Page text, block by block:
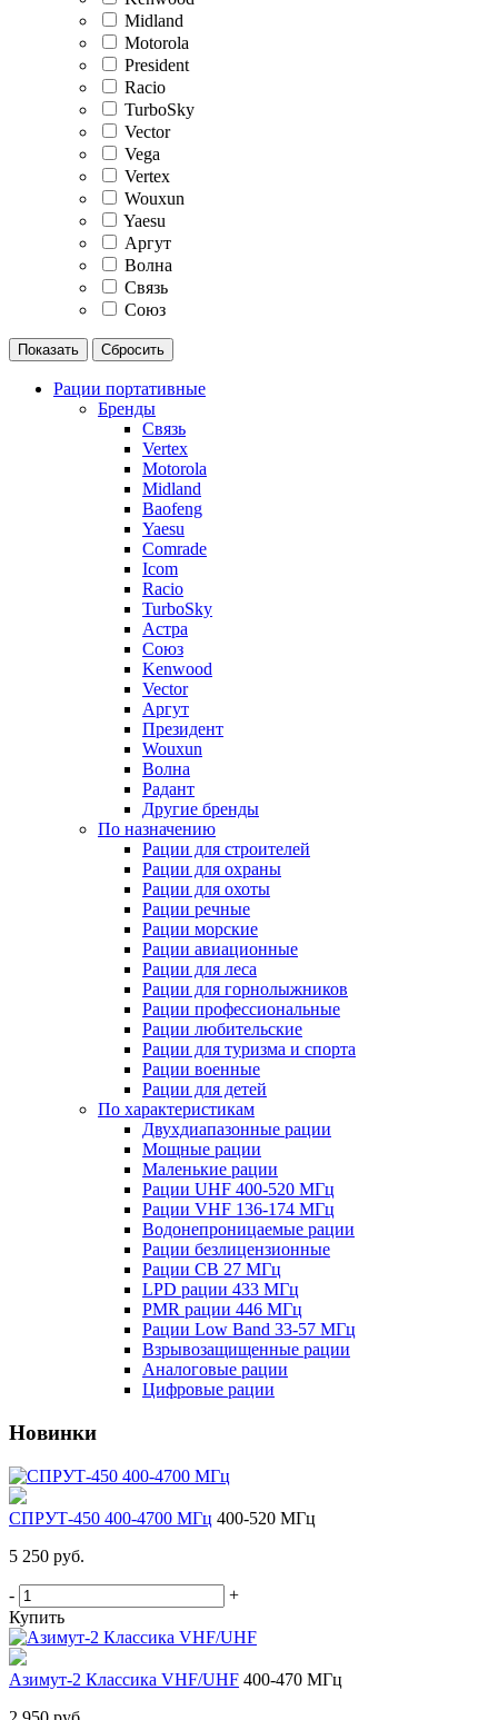
Midland
Motorola
President
Racio
TurboSky
Vector
Vega
Vertex
Wouxun
Yaesu
Аргут
Волна
Связь
Союз
Рации портативные
Бренды
Связь
Vertex
Motorola
Midland
Baofeng
Yaesu
Comrade
Icom
Racio
TurboSky
Астра
Союз
Kenwood
Vector
Аргут
Президент
Wouxun
Волна
Радант
Другие бренды
По назначению
Рации для строителей
Рации для охраны
Рации для охоты
Рации речные
Рации морские
Рации авиационные
Рации для леса
Рации для горнолыжников
Рации профессиональные
Рации любительские
Рации для туризма и спорта
Рации военные
Рации для детей
По характеристикам
Двухдиапазонные рации
Мощные рации
Маленькие рации
Рации UHF 400-520 МГц
Рации VHF 136-174 МГц
Водонепроницаемые рации
Рации безлицензионные
Рации CB 27 МГц
LPD рации 433 МГц
PMR рации 446 МГц
Рации Low Band 33-57 МГц
Взрывозащищенные рации
Аналоговые рации
Цифровые рации
Новинки
СПРУТ-450 400-4700 МГц 400-520 МГц
5 250 руб.
-
+
Купить
Азимут-2 Классика VHF/UHF 400-470 МГц